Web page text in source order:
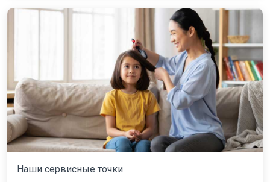
Наши сервисные точки